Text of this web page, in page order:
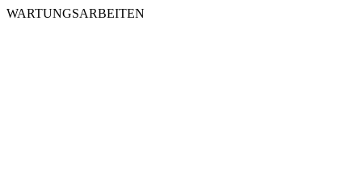
WARTUNGSARBEITEN